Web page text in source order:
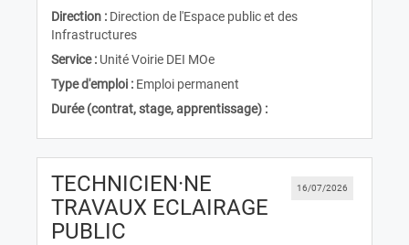
Direction : Direction de l'Espace public et des
Infrastructures
Service : Unité Voirie DEI MOe
Type d'emploi : Emploi permanent
Durée (contrat, stage, apprentissage) :
16/07/2026
TECHNICIEN·NE
TRAVAUX ECLAIRAGE
PUBLIC